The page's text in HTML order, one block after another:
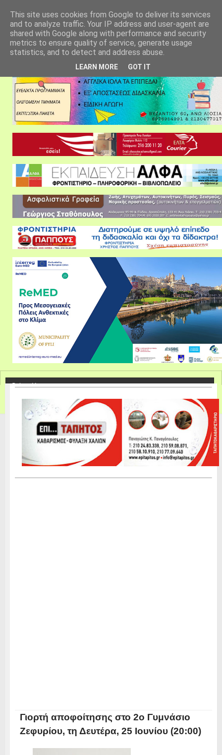
Γιορτή αποφοίτησης στο 2ο Γυμνάσιο
Ζεφυρίου, τη Δευτέρα, 25 Ιουνίου (20:00)
This site uses cookies from Google to deliver its services
and to analyze traffic. Your IP address and user-agent are
shared with Google along with performance and security
metrics to ensure quality of service, generate usage
statistics, and to detect and address abuse.
LEARN MORE GOT IT